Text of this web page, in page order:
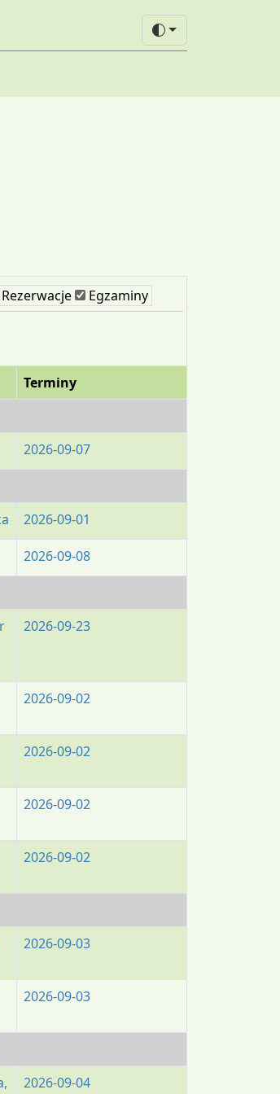
Rezerwacje Egzaminy
Terminy
2026-09-07
2026-09-01
2026-09-08
2026-09-23
2026-09-02
2026-09-02
2026-09-02
2026-09-02
2026-09-03
2026-09-03
2026-09-04